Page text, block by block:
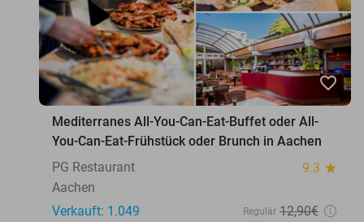
favorite_border
Mediterranes All-You-Can-Eat-Buffet oder All-
You-Can-Eat-Frühstück oder Brunch in Aachen
PG Restaurant
9.3 star
Aachen
Verkauft: 1.049
Regulär 12,90€